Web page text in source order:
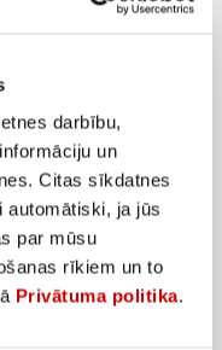
darbību,
un
Citas sīkdatnes
ja jūs
par mūsu
rīkiem un to
Privātuma politika.